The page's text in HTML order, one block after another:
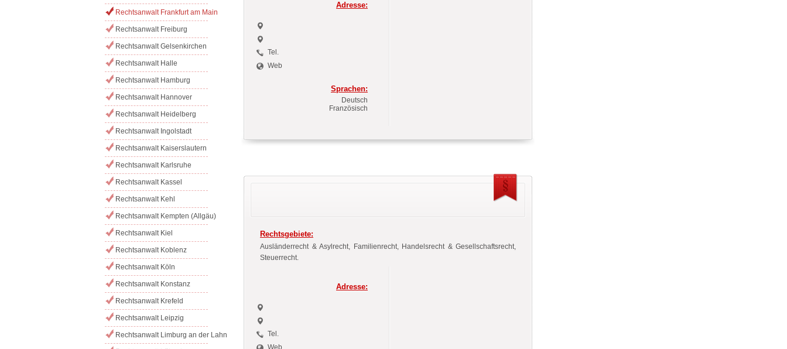
Rechtsanwalt Frankfurt am Main
Rechtsanwalt Freiburg
Rechtsanwalt Gelsenkirchen
Rechtsanwalt Halle
Rechtsanwalt Hamburg
Rechtsanwalt Hannover
Rechtsanwalt Heidelberg
Rechtsanwalt Ingolstadt
Rechtsanwalt Kaiserslautern
Rechtsanwalt Karlsruhe
Rechtsanwalt Kassel
Rechtsanwalt Kehl
Rechtsanwalt Kempten (Allgäu)
Rechtsanwalt Kiel
Rechtsanwalt Koblenz
Rechtsanwalt Köln
Rechtsanwalt Konstanz
Rechtsanwalt Krefeld
Rechtsanwalt Leipzig
Rechtsanwalt Limburg an der Lahn
Adresse:
Tel.
Web
Sprachen:
Deutsch
Französisch
Rechtsgebiete:
Ausländerrecht & Asylrecht, Familienrecht, Handelsrecht & Gesellschaftsrecht,
Steuerrecht.
Adresse:
Tel.
Web